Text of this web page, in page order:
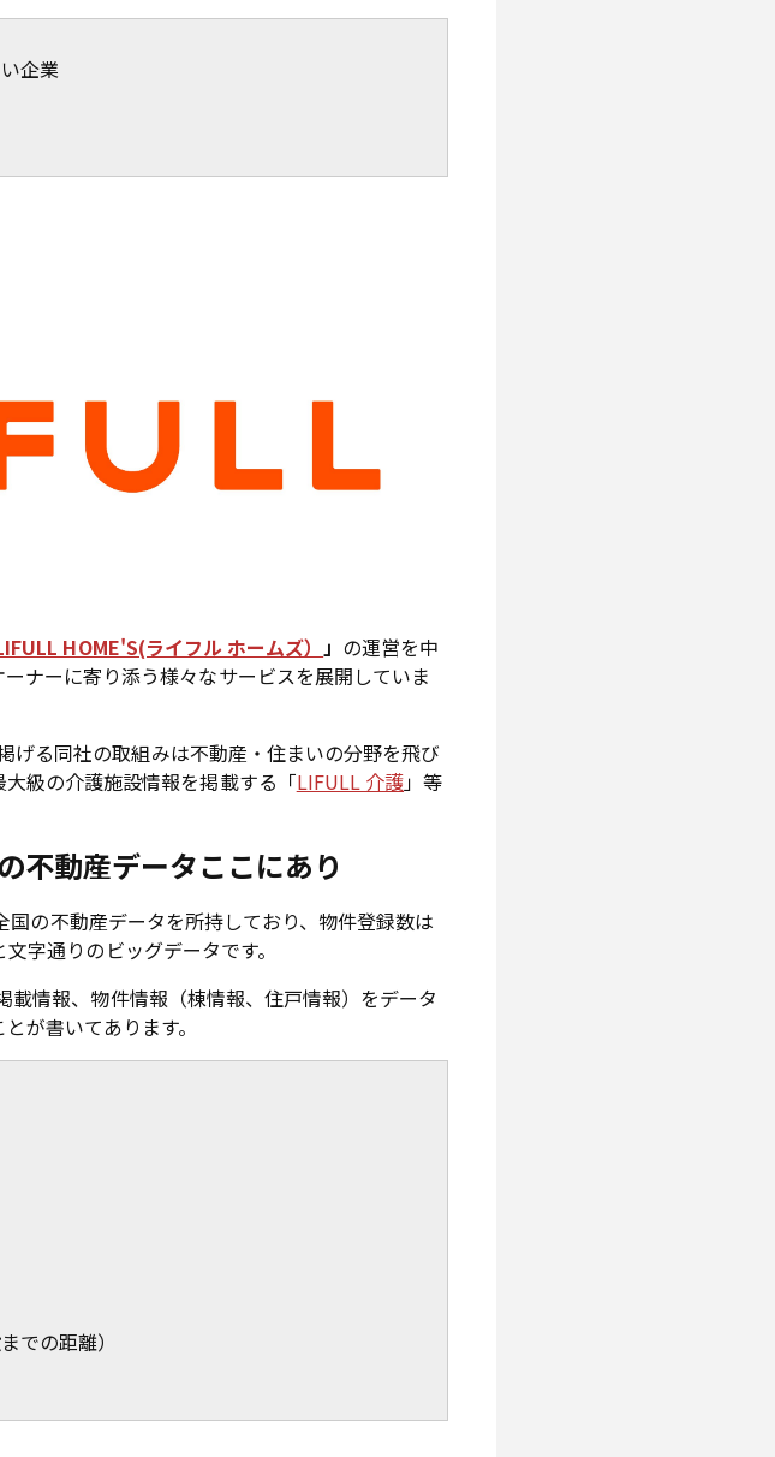
企業
HOME'S(ライフル ホームズ） 」 の運営を中
ナーに寄り添う様々なサービスを展開していま
げる同社の取組みは不動産・住まいの分野を飛び
級の介護施設情報を掲載する「LIFULL 介護」等
動産データここにあり
国の不動産データを所持しており、物件登録数は
字通りのビッグデータです。
載情報、物件情報（棟情報、住戸情報）をデータ
が書いてあります。
での距離）